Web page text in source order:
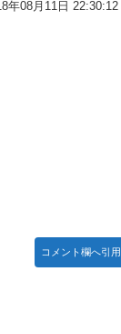
年08月11日 22:30:12
コメント欄へ引用